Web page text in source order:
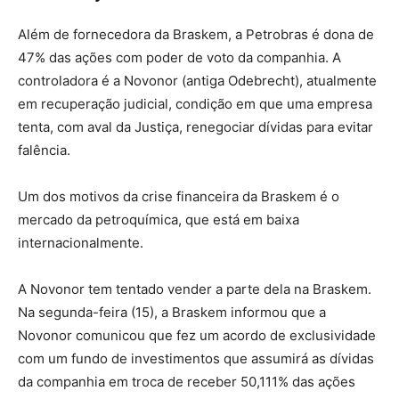
Além de fornecedora da Braskem, a Petrobras é dona de
47% das ações com poder de voto da companhia. A
controladora é a Novonor (antiga Odebrecht), atualmente
em recuperação judicial, condição em que uma empresa
tenta, com aval da Justiça, renegociar dívidas para evitar
falência.
Um dos motivos da crise financeira da Braskem é o
mercado da petroquímica, que está em baixa
internacionalmente.
A Novonor tem tentado vender a parte dela na Braskem.
Na segunda-feira (15), a Braskem informou que a
Novonor comunicou que fez um acordo de exclusividade
com um fundo de investimentos que assumirá as dívidas
da companhia em troca de receber 50,111% das ações